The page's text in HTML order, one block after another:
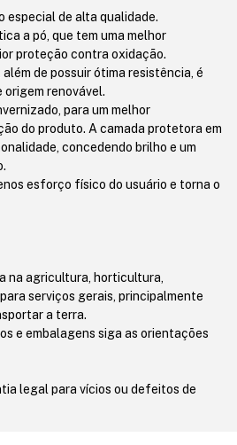
especial de alta qualidade.
a pó, que tem uma melhor
proteção contra oxidação.
de possuir ótima resistência, é
origem renovável.
para um melhor
do produto. A camada protetora em
concedendo brilho e um
esforço físico do usuário e torna o
na agricultura, horticultura,
serviços gerais, principalmente
a terra.
e embalagens siga as orientações
legal para vícios ou defeitos de